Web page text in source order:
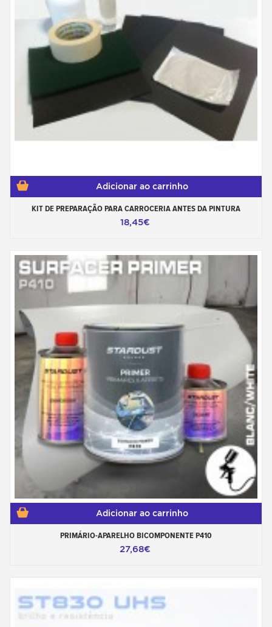
Adicionar ao carrinho
KIT DE PREPARAÇÃO PARA CARROCERIA ANTES DA PINTURA
18,45€
Adicionar ao carrinho
PRIMÁRIO-APARELHO BICOMPONENTE P410
27,68€